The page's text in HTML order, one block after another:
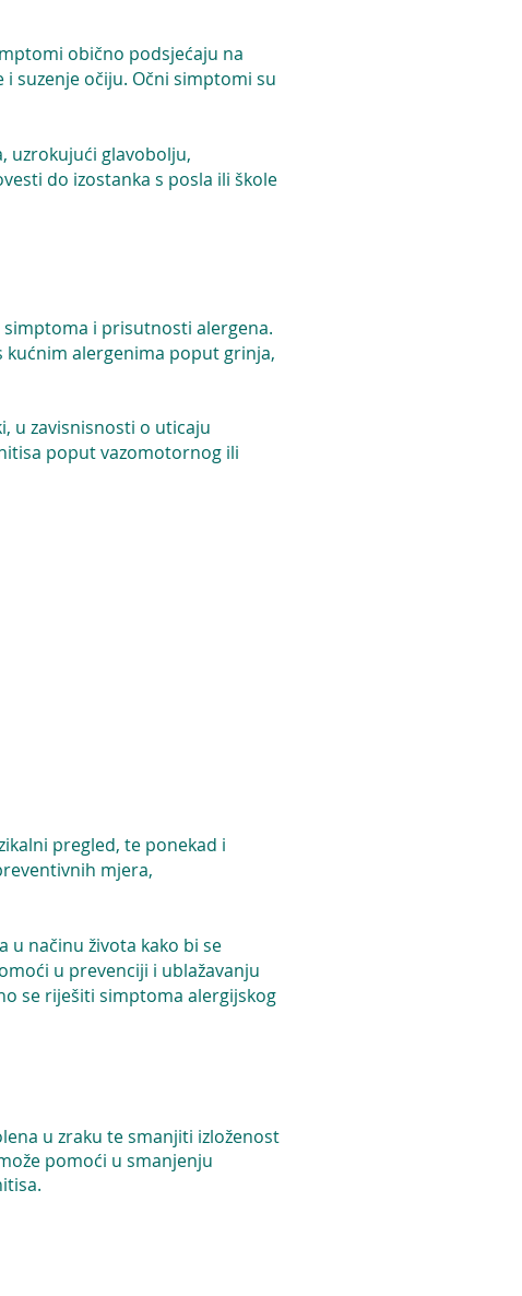
obično podsjećaju na
suzenje očiju. Očni simptomi su
uzrokujući glavobolju,
do izostanka s posla ili škole
i prisutnosti alergena.
alergenima poput grinja,
u zavisnisnosti o uticaju
poput vazomotornog ili
pregled, te ponekad i
mjera,
u načinu života kako bi se
u prevenciji i ublažavanju
se riješiti simptoma alergijskog
u zraku te smanjiti izloženost
pomoći u smanjenju